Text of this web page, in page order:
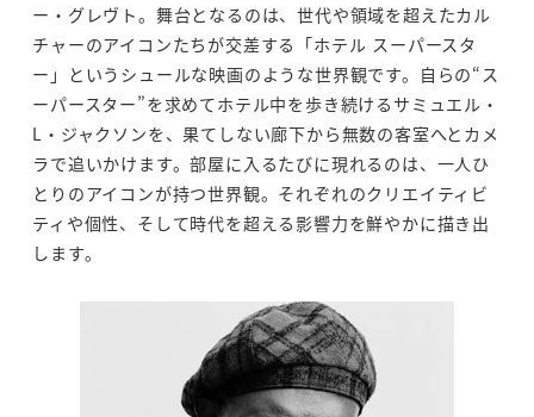
ー・グレヴト。舞台となるのは、世代や領域を超えたカル
チャーのアイコンたちが交差する「ホテル スーパースタ
ー」というシュールな映画のような世界観です。自らの“ス
ーパースター”を求めてホテル中を歩き続けるサミュエル・
L・ジャクソンを、果てしない廊下から無数の客室へとカメ
ラで追いかけます。部屋に入るたびに現れるのは、一人ひ
とりのアイコンが持つ世界観。それぞれのクリエイティビ
ティや個性、そして時代を超える影響力を鮮やかに描き出
します。